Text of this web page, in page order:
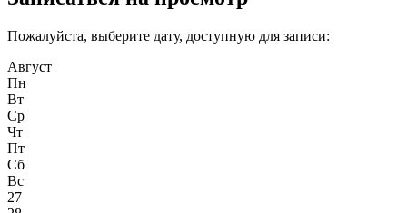
Пожалуйста, выберите дату, доступную для записи:
Август
Пн
Вт
Ср
Чт
Пт
Сб
Вс
27